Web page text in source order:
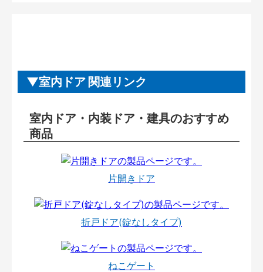
室内ドア 関連リンク
室内ドア・内装ドア・建具のおすすめ
商品
片開きドア
折戸ドア(錠なしタイプ)
ねこゲート